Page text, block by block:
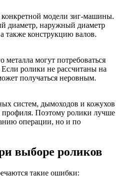
модели зиг-машины.
диаметр, наружный диаметр
также конструкцию валов.
металла могут потребоваться
ролики не рассчитаны на
получаться неровным.
систем, дымоходов и кожухов
Поэтому ролики лучше
операции, но и по
выборе роликов
такие ошибки: